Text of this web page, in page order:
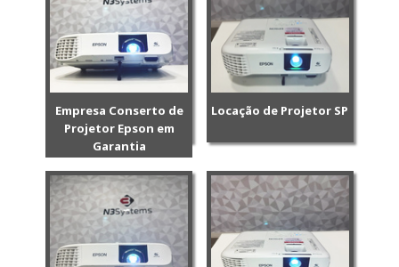
Empresa Conserto de
Projetor Epson em
Garantia
Locação de Projetor SP